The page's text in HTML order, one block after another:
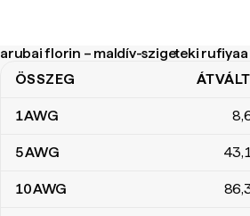
arubai florin – maldív-szigeteki rufiyaa
arubai florin – maldív-szigeteki rufiyaa
ÖSSZEG
1AWG 8
5AWG 43
10AWG 86